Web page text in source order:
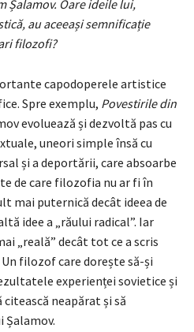
Șalamov. Oare ideile lui,
au aceeași semnificație
filozofi?
capodoperele artistice
Spre exemplu, Povestirile din
evoluează și dezvoltă pas cu
uneori simple însă cu
și a deportării, care absoarbe
de care filozofia nu ar fi în
mai puternică decât ideea de
idee a „răului radical”. Iar
„reală” decât tot ce a scris
filozof care dorește să-și
experienței sovietice și
neapărat și să
Șalamov.